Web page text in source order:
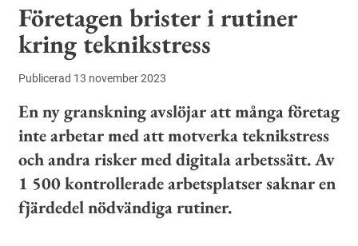
Företagen brister i rutiner
kring teknikstress
Publicerad 13 november 2023
En ny granskning avslöjar att många företag
inte arbetar med att motverka teknikstress
och andra risker med digitala arbetssätt. Av
1 500 kontrollerade arbetsplatser saknar en
fjärdedel nödvändiga rutiner.